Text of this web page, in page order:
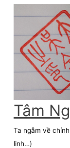
content
Tâm
Ta ngẫm về
linh…)